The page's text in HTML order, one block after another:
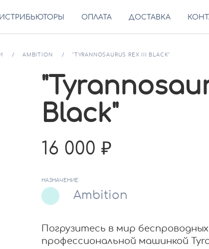
ОПЛАТА ДОСТАВКА
AMBITION "TYRANNOSAURUS REX III BLACK"
Black"
16 000
НАЗНАЧЕНИЕ
Ambition
Погрузитесь в мир
профессиональной машинкой